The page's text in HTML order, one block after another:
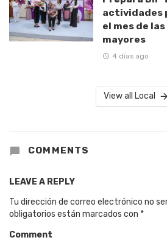
actividades
el mes de
mayores
4 días ago
View all Local
COMMENTS
LEAVE A REPLY
Tu dirección de correo electrónico no
obligatorios están marcados con *
Comment